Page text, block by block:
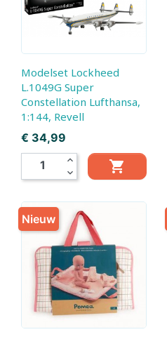
Modelset Lockheed
L.1049G Super
Constellation Lufthansa,
1:144, Revell
Prijs
€ 34,99
expand_less
expand_more

Nieuw